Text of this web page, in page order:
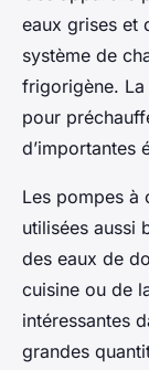
eaux grises et
système de
frigorigène. La
pour
d’importantes
Les pompes à
utilisées aussi
des eaux de
cuisine ou de
intéressantes
grandes